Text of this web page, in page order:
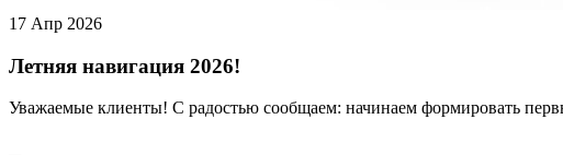
17 Апр 2026
Летняя навигация 2026!
Уважаемые клиенты! С радостью сообщаем: начинаем формировать